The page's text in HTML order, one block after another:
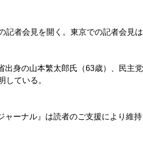
者会見を開く。東京での記者会見は
身の山本繁太郎氏（63歳）、民主党
している。
ャーナル』は読者のご支援により維持